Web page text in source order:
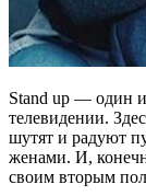
Stand up — один
телевидении.
шутят и радуют
женами. И,
своим вторым